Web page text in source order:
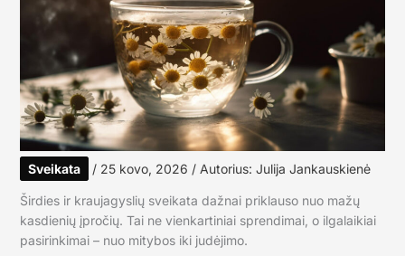
Sveikata / 25 kovo, 2026 / Autorius: Julija Jankauskienė
Širdies ir kraujagyslių sveikata dažnai priklauso nuo mažų
kasdienių įpročių. Tai ne vienkartiniai sprendimai, o ilgalaikiai
pasirinkimai – nuo mitybos iki judėjimo.